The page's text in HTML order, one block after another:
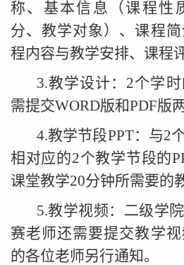
称、基本信息（课程性
分、教学对象）、课程
程内容与教学安排、课程
3.教学设计：2个学时
需提交WORD版和PDF版
4.教学节段PPT：与2
相对应的2个教学节段的
课堂教学20分钟所需要的
5.教学视频：二级学
赛老师还需要提交教学
的各位老师另行通知。